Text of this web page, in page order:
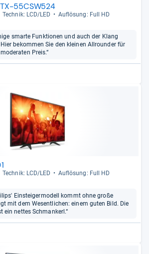
55CSW524
Tech­nik: LCD/LED Auf­lö­sung: Full HD
smarte Funktionen und auch der Klang
bekommen Sie den kleinen Allrounder für
Preis.“
Tech­nik: LCD/LED Auf­lö­sung: Full HD
Einsteigermodell kommt ohne große
mit dem Wesentlichen: einem guten Bild. Die
nettes Schmankerl.“